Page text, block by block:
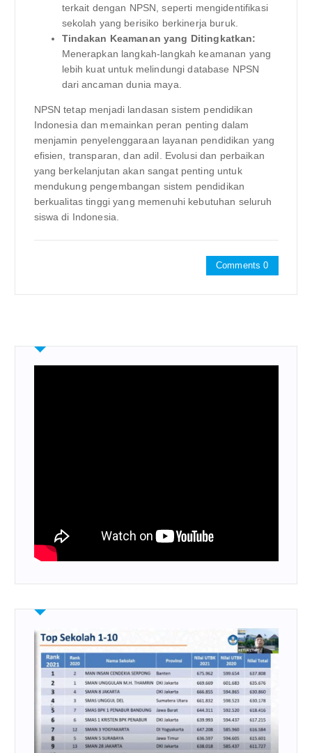
terkait dengan NPSN, seperti mengidentifikasi
sekolah yang berisiko berkinerja buruk.
Tindakan Keamanan yang Ditingkatkan:
Menerapkan langkah-langkah keamanan yang
lebih kuat untuk melindungi database NPSN
dari ancaman dunia maya.
NPSN tetap menjadi landasan sistem pendidikan
Indonesia dan memainkan peran penting dalam
menjamin penyelenggaraan layanan pendidikan yang
efisien, transparan, dan adil. Evolusi dan perbaikan
yang berkelanjutan akan sangat penting untuk
mendukung pengembangan sistem pendidikan
berkualitas tinggi yang memenuhi kebutuhan seluruh
siswa di Indonesia.
Comments 0